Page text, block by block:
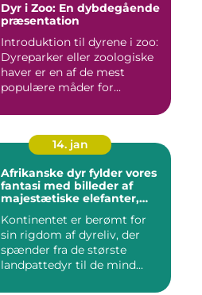
Dyr i Zoo: En dybdegående
præsentation
Introduktion til dyrene i zoo:
Dyreparker eller zoologiske
haver er en af de mest
populære måder for...
14. jan
Afrikanske dyr fylder vores
fantasi med billeder af
majestætiske elefanter,
giraffer
Kontinentet er berømt for
sin rigdom af dyreliv, der
spænder fra de største
landpattedyr til de mind...